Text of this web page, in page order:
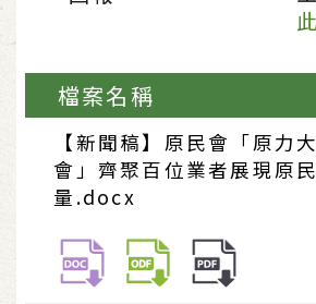
此
檔案名稱
【新聞稿】原民會「原力
會」齊聚百位業者展現原
量.docx